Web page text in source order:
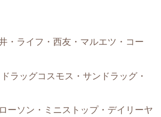
・ライフ・西友・マルエツ・コー
ラッグコスモス・サンドラッグ・
ーソン・ミニストップ・デイリーヤ